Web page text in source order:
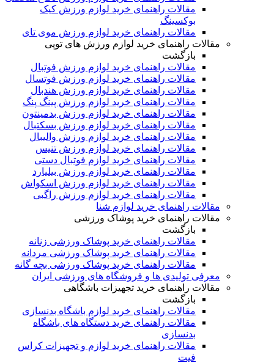
مقالات راهنمای خرید لوازم ورزش کیک
بوکسینگ
مقالات راهنمای خرید لوازم ورزش موی تای
مقالات راهنمای خرید لوازم ورزش های توپی
بازگشت
مقالات راهنمای خرید لوازم ورزش فوتبال
مقالات راهنمای خرید لوازم ورزش فوتسال
مقالات راهنمای خرید لوازم ورزش هندبال
مقالات راهنمای خرید لوازم ورزش پینگ پنگ
مقالات راهنمای خرید لوازم ورزش بدمینتون
مقالات راهنمای خرید لوازم ورزش بسکتبال
مقالات راهنمای خرید لوازم ورزش والیبال
مقالات راهنمای خرید لوازم ورزش تنیس
مقالات راهنمای خرید لوازم فوتبال دستی
مقالات راهنمای خرید لوازم ورزش بیلیارد
مقالات راهنمای خرید لوازم ورزش اسکواش
مقالات راهنمای خرید لوازم ورزش راگبی
مقالات راهنمای خرید لوازم شنا
مقالات راهنمای خرید پوشاک ورزشی
بازگشت
مقالات راهنمای خرید پوشاک ورزشی زنانه
مقالات راهنمای خرید پوشاک ورزشی مردانه
مقالات راهنمای خرید پوشاک ورزشی بچه گانه
معرفی تولیدی ها و فروشگاه های ورزشی ایران
مقالات راهنمای خرید تجهیزات باشگاهی
بازگشت
مقالات راهنمای خرید لوازم باشگاه بدنسازی
مقالات راهنمای خرید دستگاه های باشگاه
بدنسازی
مقالات راهنمای خرید لوازم و تجهیزات کراس
فیت